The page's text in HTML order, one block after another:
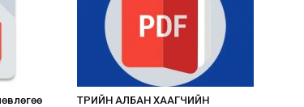
ТӨРИЙН АЛБАН ХААГЧИЙН